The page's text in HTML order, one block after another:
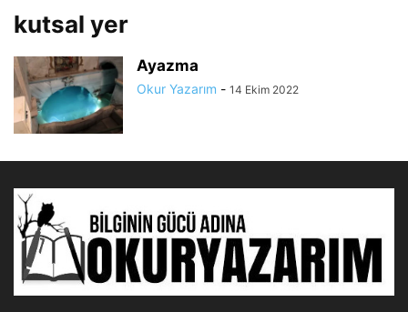
kutsal yer
Ayazma
Okur Yazarım - 14 Ekim 2022